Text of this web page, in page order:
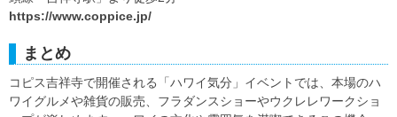
https://www.coppice.jp/
まとめ
コピス吉祥寺で開催される「ハワイ気分」イベントでは、本場のハ
ワイグルメや雑貨の販売、フラダンスショーやウクレレワークショ